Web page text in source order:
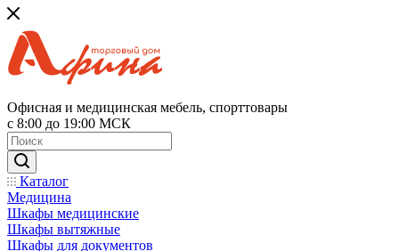
Офисная и медицинская мебель, спорттовары
с 8:00 до 19:00 МСК
Каталог
Медицина
Шкафы медицинские
Шкафы вытяжные
Шкафы для документов